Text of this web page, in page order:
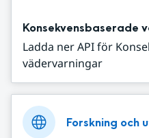
Konsekvensbaserade
Ladda ner API för
vädervarningar
Forskning och